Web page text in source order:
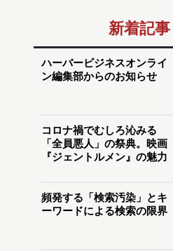
新着記事
ハーバービジネスオンライ
ン編集部からのお知らせ
コロナ禍でむしろ沁みる
「全員悪人」の祭典。映画
『ジェントルメン』の魅力
頻発する「検索汚染」とキ
ーワードによる検索の限界